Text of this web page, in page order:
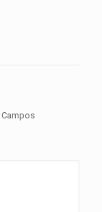
Campos